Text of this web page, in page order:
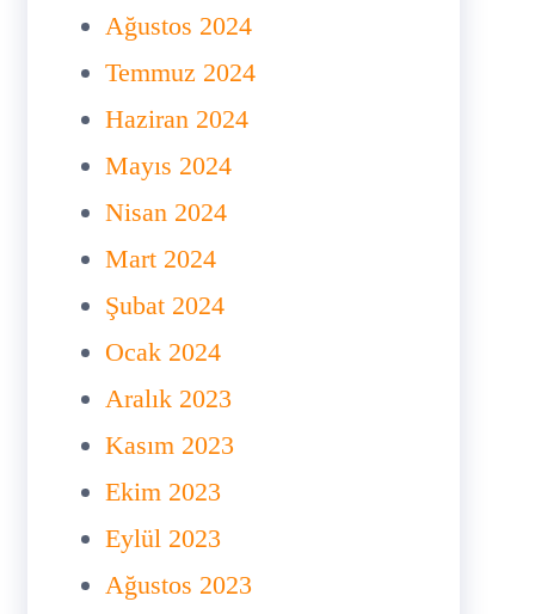
Ağustos 2024
Temmuz 2024
Haziran 2024
Mayıs 2024
Nisan 2024
Mart 2024
Şubat 2024
Ocak 2024
Aralık 2023
Kasım 2023
Ekim 2023
Eylül 2023
Ağustos 2023